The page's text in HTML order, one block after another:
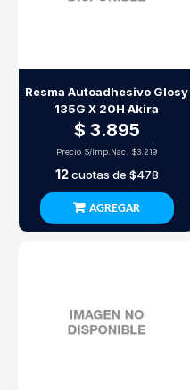
Resma Autoadhesivo Glosy
135G X 20H Akira
$ 3.895
Precio S/Imp.Nac. $3.219
12cuotas de $478
AGREGAR